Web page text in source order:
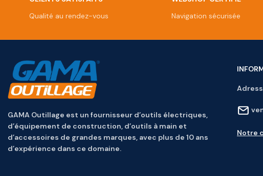
Qualité au rendez-vous
Navigation sécurisée
GAMA Outillage est un fournisseur d’outils électriques,
d’équipement de construction, d’outils à main et
d’accessoires de grandes marques, avec plus de 10 ans
d’expérience dans ce domaine.
Notre